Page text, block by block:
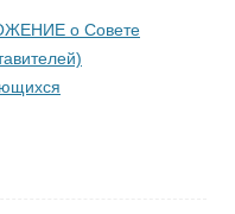
о Совете